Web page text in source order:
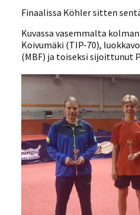
Finaalissa Köhler sitten
Kuvassa vasemmalta
Koivumäki (TIP-70),
(MBF) ja toiseksi sijoittunut